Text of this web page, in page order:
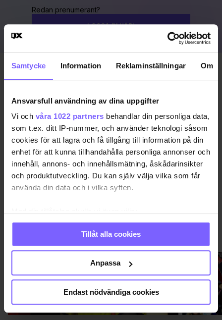
Samtycke Information Reklaminställningar Om
Ansvarsfull användning av dina uppgifter
Vi och våra 1022 partners behandlar din personliga data,
som t.ex. ditt IP-nummer, och använder teknologi såsom
cookies för att lagra och få tillgång till information på din
enhet för att kunna tillhandahålla personliga annonser och
innehåll, annons- och innehållsmätning, åskådarinsikter
och produktutveckling. Du kan själv välja vilka som får
använda din data och i vilka syften.
Samla in information om din geografiska plats
som kan ha en noggrannhet på upp till flera meter
Identifiera din enhet genom att aktivt skanna den
för specifika kännetecken (fingeravtryck)
Ta reda på mer om hur dina personliga uppgifter
Du kan ändra eller dra tillbaka ditt samtycke när som
helst från cookie-förklaringen.
Tillåt alla cookies
Anpassa
Endast nödvändiga cookies
Redan prenumerant?
LOGGA IN HÄR!
QX GAYGALA 2017 RÖDA MATTAN VIMMEL
DELA DEN HÄR ARTIKELN
VISA MER QX-GALAN 2026